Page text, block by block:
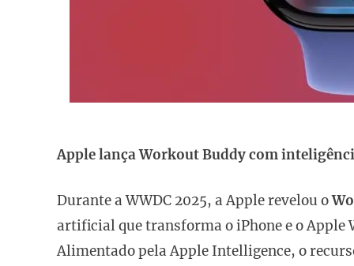
Apple lança Workout Buddy com
Durante a WWDC 2025, a Apple revelou o
artificial que transforma o iPhone e o Apple
Alimentado pela Apple Intelligence, o